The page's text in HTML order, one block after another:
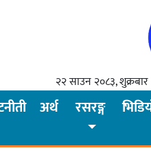
२२ साउन २०८३, शुक्रबार
अर्थ रसरङ्ग